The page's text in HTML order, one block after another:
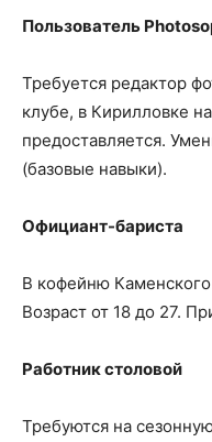
Пользователь P
Требуется редактор
клубе, в Кирилловке
предоставляется.
(базовые навыки).
Официант-бариста
В кофейню
Возраст от 18 до 27.
Работник столовой
Требуются на